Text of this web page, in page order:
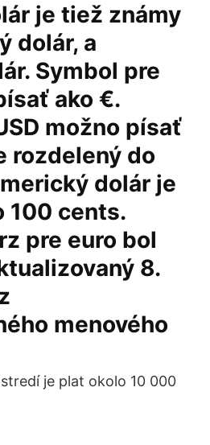
je tiež známy
dolár, a
Symbol pre
ako €.
možno písať
rozdelený do
dolár je
100 cents.
pre euro bol
8.
menového
je plat okolo 10 000